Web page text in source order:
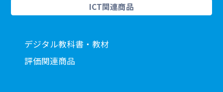
ICT関連商品
デジタル教科書・教材
評価関連商品